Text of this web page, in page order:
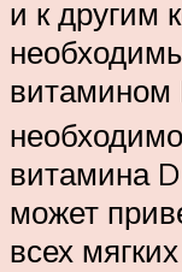
и к другим
витамином
витамина
может
всех